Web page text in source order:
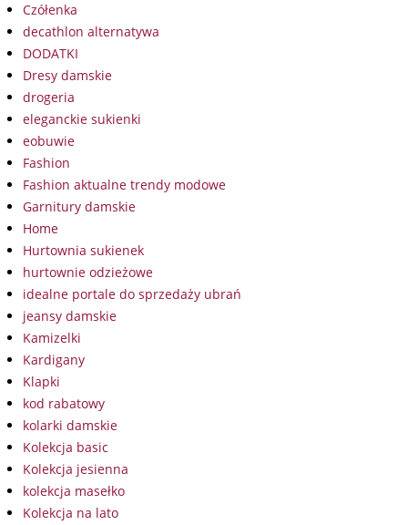
Czółenka
decathlon alternatywa
DODATKI
Dresy damskie
drogeria
eleganckie sukienki
eobuwie
Fashion
Fashion aktualne trendy modowe
Garnitury damskie
Home
Hurtownia sukienek
hurtownie odzieżowe
idealne portale do sprzedaży ubrań
jeansy damskie
Kamizelki
Kardigany
Klapki
kod rabatowy
kolarki damskie
Kolekcja basic
Kolekcja jesienna
kolekcja masełko
Kolekcja na lato